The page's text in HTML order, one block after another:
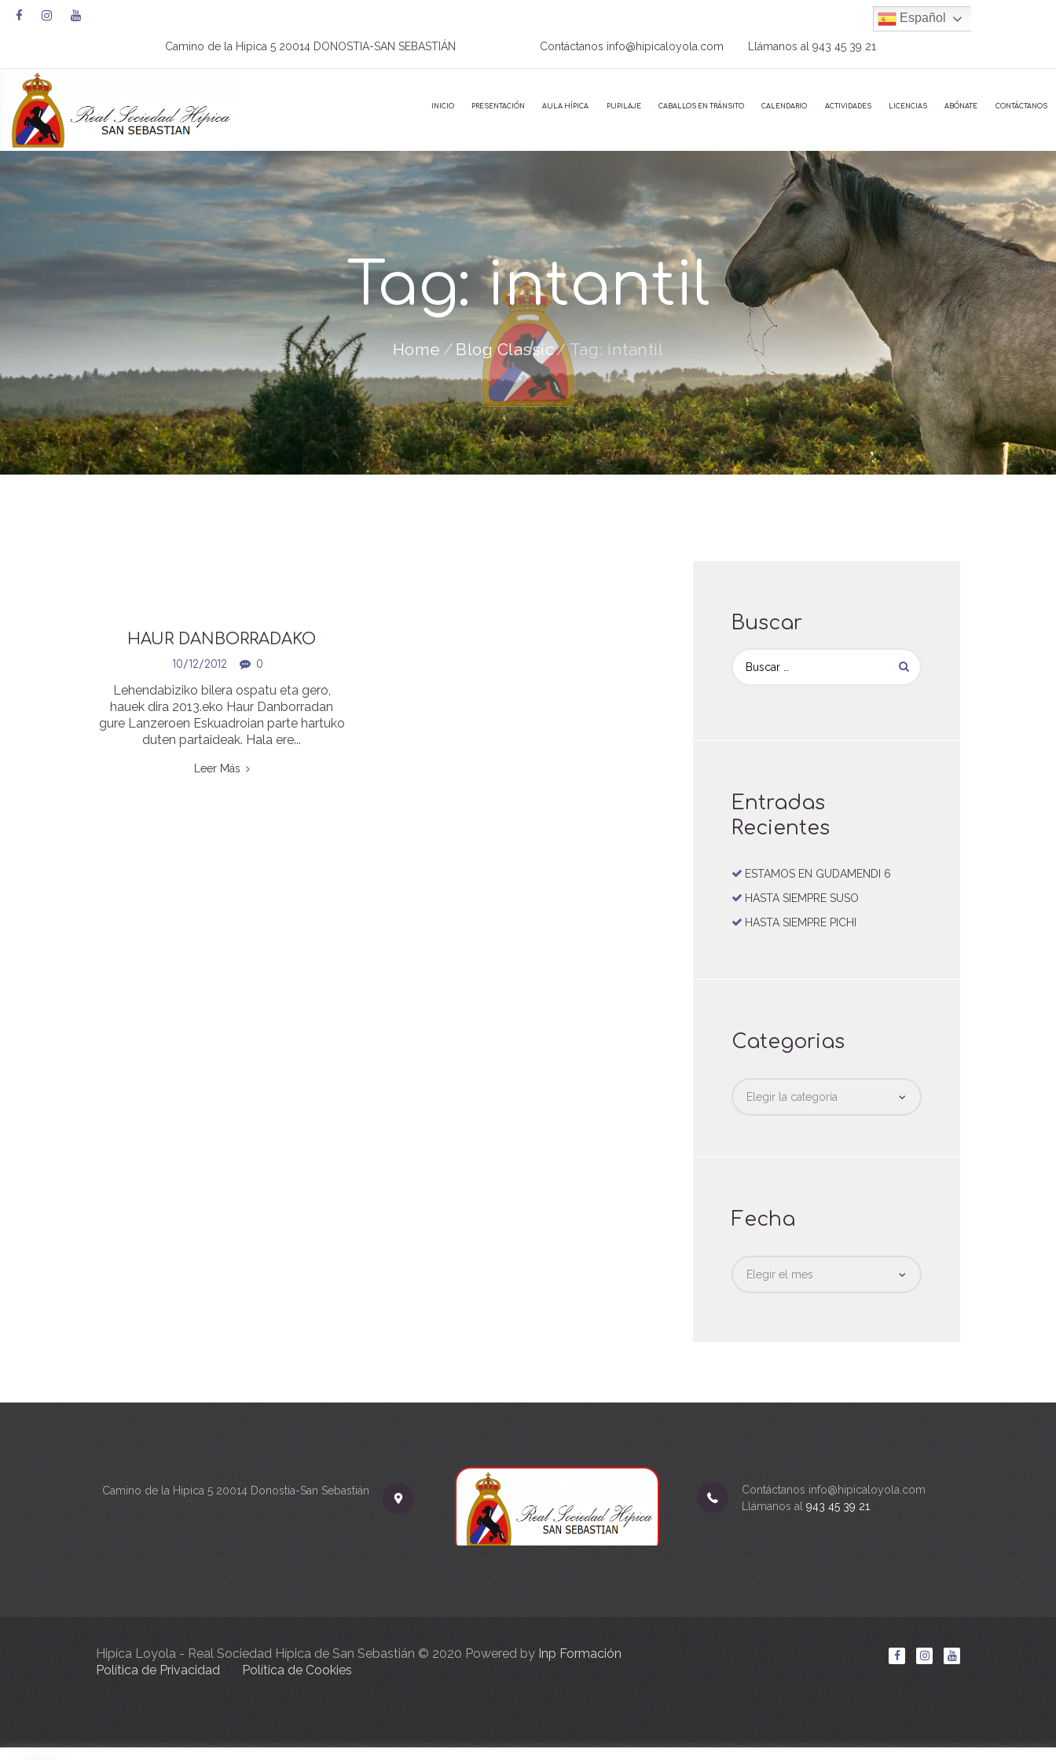
Camino de la Hipica 5 20014 DONOSTIA-SAN SEBASTIÁN Contáctanos info@hipicaloyola.com Llámanos al943 45 39 21
INICIO PRESENTACIÓN AULA HÍPICA PUPILAJE CABALLOS EN TRÁNSITO CALENDARIO ACTIVIDADES LICENCIAS ABÓNATE CONTÁCTANOS
Tag: intantil
Home Blog Classic Tag: intantil
HAUR DANBORRADAKO
LANZARIEN ZERRENDA |
TAMBORRADA INFANTIL
10/12/2012 0
Lehendabiziko bilera ospatu eta gero,
hauek dira 2013.eko Haur Danborradan
gure Lanzeroen Eskuadroian parte hartuko
duten partaideak. Hala ere...
Leer Más
Buscar
Entradas
Recientes
ESTAMOS EN GUDAMENDI 6
HASTA SIEMPRE SUSO
HASTA SIEMPRE PICHI
Categorias
Fecha
Camino de la Hipica 5 20014 Donostia-San Sebastián
Contáctanos info@hipicaloyola.com
Llámanos al 943 45 39 21
Hipíca Loyola - Real Sociedad Hípica de San Sebastián © 2020 Powered by Inp Formación
Política de Privacidad
Política de Cookies
Español